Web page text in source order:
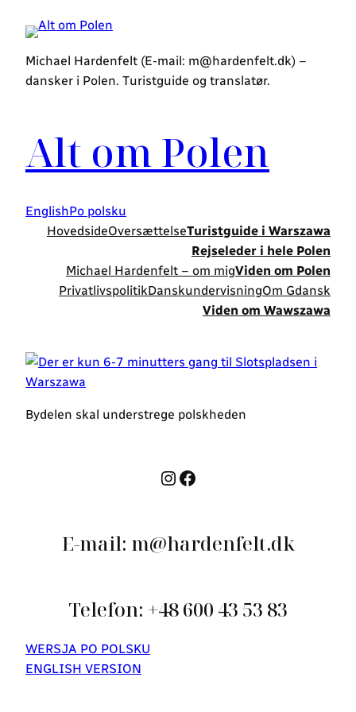
indhold
Michael Hardenfelt (E-mail: m@hardenfelt.dk) –
dansker i Polen. Turistguide og translatør.
Alt om Polen
EnglishPo polsku
HovedsideOversættelseTuristguide i Warszawa
Rejseleder i hele Polen
Michael Hardenfelt – om migViden om Polen
PrivatlivspolitikDanskundervisningOm Gdansk
Viden om Wawszawa
Bydelen skal understrege polskheden
Instagram
Facebook
E-mail: m@hardenfelt.dk
Telefon: +48 600 43 53 83
WERSJA PO POLSKU
ENGLISH VERSION